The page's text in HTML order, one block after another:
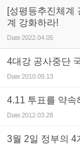
[성평등추진체계
계 강화하라!
Date2022.04.05
4대강 공사중단
Date2010.09.13
4.11 투표를 약속
Date2012.03.28
3월 2일 정부의 4